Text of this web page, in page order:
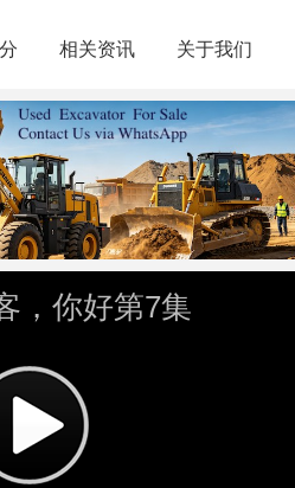
相关资讯 关于我们
，你好第7集